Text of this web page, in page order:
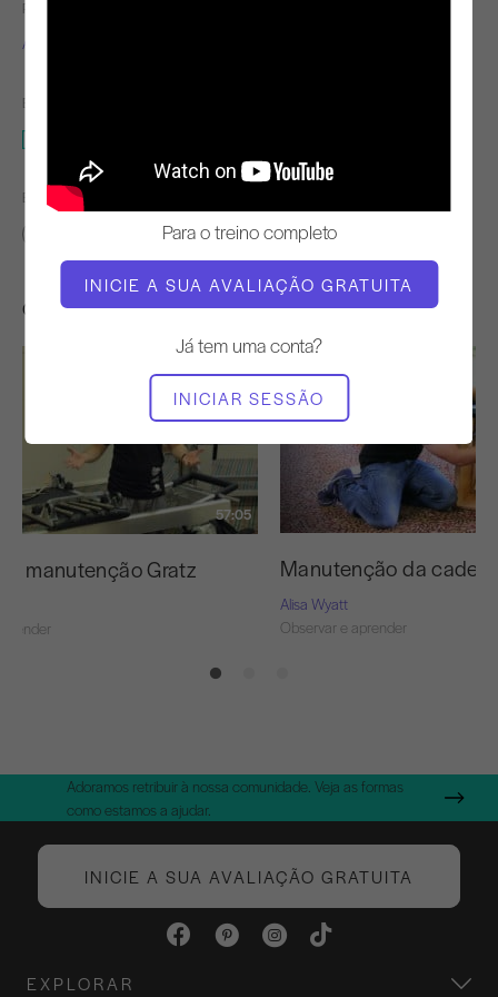
Para o treino completo
INICIE A SUA AVALIAÇÃO GRATUITA
Já tem uma conta?
INICIAR SESSÃO
PROFESSOR
Alisa Wyatt
EQUIPAMENTO NECESSÁRIO
ENCONTRAR AULAS SEMELHANTES PARA
Cadeira Wunda
Outros exercícios de que poderá gostar
57:05
manutenção Gratz Manutenção da
Alisa Wyatt
Observar e aprender
Adoramos retribuir à nossa comunidade. Veja as formas
como estamos a ajudar.
INICIE A SUA AVALIAÇÃO GRATUITA
EXPLORAR